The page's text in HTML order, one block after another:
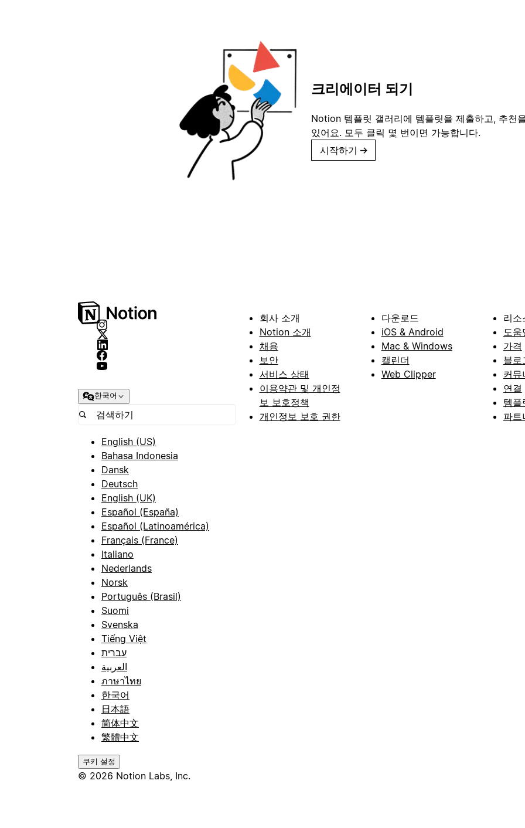
크리에이터 되기
Notion 템플릿 갤러리에 템플릿을 제출하고, 추천
있어요. 모두 클릭 몇 번이면 가능합니다.
시작하기 →
한국어
English (US)
Bahasa Indonesia
Dansk
Deutsch
English (UK)
Español (España)
Español (Latinoamérica)
Français (France)
Italiano
Nederlands
Norsk
Português (Brasil)
Suomi
Svenska
Tiếng Việt
עברית
العربية
ภาษาไทย
한국어
日本語
简体中文
繁體中文
쿠키 설정
© 2026 Notion Labs, Inc.
회사 소개
Notion 소개
채용
보안
서비스 상태
이용약관 및 개인정
보 보호정책
개인정보 보호 권한
다운로드
iOS & Android
Mac & Windows
캘린더
Web Clipper
리소
도움
가격
블로
커뮤
연결
템플
파트